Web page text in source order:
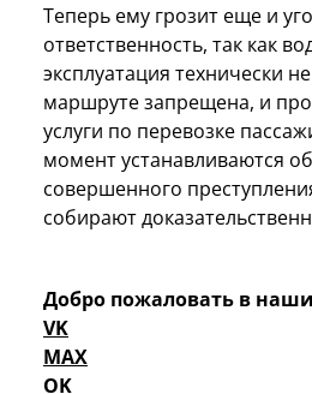
Теперь ему грозит еще и
ответственность, так как
эксплуатация технически
маршруте запрещена, и
услуги по перевозке
момент устанавливаются
совершенного
собирают
Добро пожаловать в
VK
MAX
OK